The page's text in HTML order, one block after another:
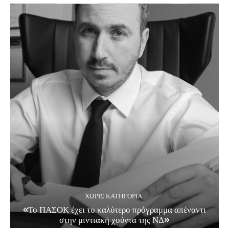
ΧΩΡΊΣ ΚΑΤΗΓΟΡΊΑ
«Το ΠΑΣΟΚ έχει το καλύτερο πρόγραμμα απέναντι
στην μιντιακή χούντα της ΝΔ»